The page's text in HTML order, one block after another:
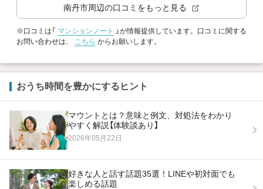
南丹市周辺の口コミをもっと見る
※口コミは「 マンションノート
」が情報提供しています。口コミに関する
お問い合わせは、 こちら からお願いします。
おうち時間を豊かにするヒント
マウントとは？意味と例文、対処法をわかり
やすく解説【体験談あり】
2026年05月22日
好きな人と話す話題35選！LINEや初対面でも
楽しめる話題